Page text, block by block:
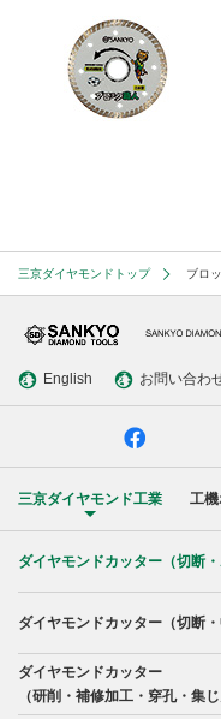
塩ビパイプ切断用（ポータブ
コンクリート切断用（中口径
研削用
穿孔
集じん工具
研磨用
その他ドレッサー・一般砥石
事業所
事業所
三京ダイヤモンドトップ ブロ
English お問い合わ
三京ダイヤモンド工業 工
ダイヤモンドカッター （切断
コンクリート・ブロック切断
曲線切断用
ブロック切断用
ダイヤモンドカッター （切断
コンクリート・ブロック切断
ダイヤモンドカッター
（研削・補修加工・穿孔・集